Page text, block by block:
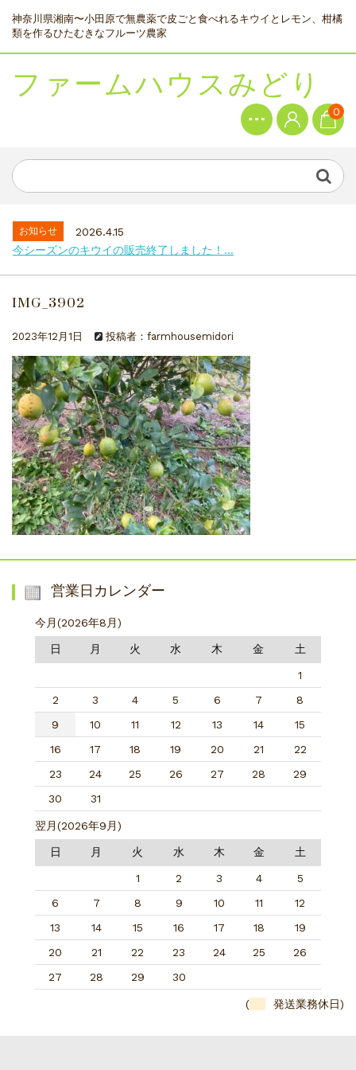
神奈川県湘南〜小田原で無農薬で皮ごと食べれるキウイとレモン、柑橘
類を作るひたむきなフルーツ農家
ファームハウスみどり 0
お知らせ
2026.4.15
今シーズンのキウイの販売終了しました！...
IMG_3902
2023年12月1日 投稿者：farmhousemidori
営業日カレンダー
今月(2026年8月)
日 月 火 水 木 金 土
1
2
3 4 5 6 7
8
9
10 11 12 13 14
15
16
17 18 19 20 21
22
23
24 25 26 27 28
29
30
31
翌月(2026年9月)
日 月 火 水 木 金 土
1 2 3 4
5
6
7 8 9 10 11
12
13
14 15 16 17 18
19
20
21 22 23 24 25
26
27
28 29 30
( 発送業務休日)